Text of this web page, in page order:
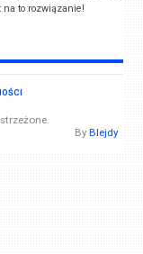
na to rozwiązanie!
By Blejdy